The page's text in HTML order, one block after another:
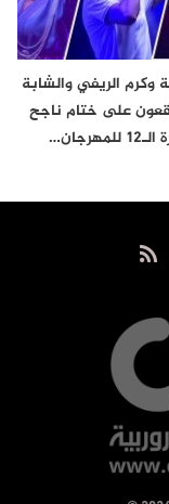
وكرم الريفي والشابة
على ختام ناجح